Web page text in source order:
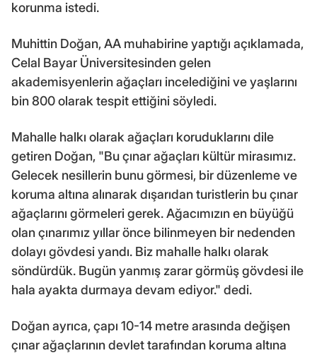
korunma istedi.
Muhittin Doğan, AA muhabirine yaptığı açıklamada,
Celal Bayar Üniversitesinden gelen
akademisyenlerin ağaçları incelediğini ve yaşlarını
bin 800 olarak tespit ettiğini söyledi.
Mahalle halkı olarak ağaçları koruduklarını dile
getiren Doğan, "Bu çınar ağaçları kültür mirasımız.
Gelecek nesillerin bunu görmesi, bir düzenleme ve
koruma altına alınarak dışarıdan turistlerin bu çınar
ağaçlarını görmeleri gerek. Ağacımızın en büyüğü
olan çınarımız yıllar önce bilinmeyen bir nedenden
dolayı gövdesi yandı. Biz mahalle halkı olarak
söndürdük. Bugün yanmış zarar görmüş gövdesi ile
hala ayakta durmaya devam ediyor." dedi.
Doğan ayrıca, çapı 10-14 metre arasında değişen
çınar ağaçlarının devlet tarafından koruma altına